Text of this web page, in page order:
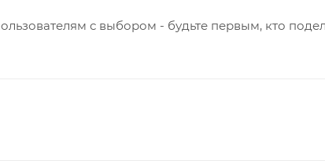
с выбором - будьте первым, кто